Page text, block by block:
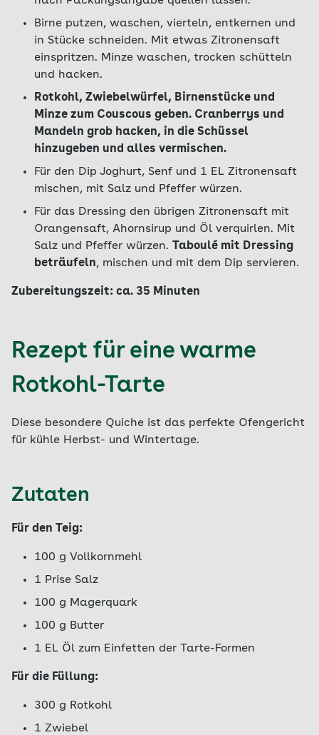
Birne putzen, waschen, vierteln, entkernen und
in Stücke schneiden. Mit etwas Zitronensaft
einspritzen. Minze waschen, trocken schütteln
und hacken.
Rotkohl, Zwiebelwürfel, Birnenstücke und
Minze zum Couscous geben. Cranberrys und
Mandeln grob hacken, in die Schüssel
hinzugeben und alles vermischen.
Für den Dip Joghurt, Senf und 1 EL Zitronensaft
mischen, mit Salz und Pfeffer würzen.
Für das Dressing den übrigen Zitronensaft mit
Orangensaft, Ahornsirup und Öl verquirlen. Mit
Salz und Pfeffer würzen.
Taboulé mit Dressing
beträufeln, mischen und mit dem Dip servieren.
Zubereitungszeit: ca. 35 Minuten
Rezept für eine warme
Rotkohl-Tarte
Diese besondere Quiche ist das perfekte Ofengericht
für kühle Herbst- und Wintertage.
Zutaten
Für den Teig:
100 g Vollkornmehl
1 Prise Salz
100 g Magerquark
100 g Butter
1 EL Öl zum Einfetten der Tarte-Formen
Für die Füllung:
300 g Rotkohl
1 Zwiebel